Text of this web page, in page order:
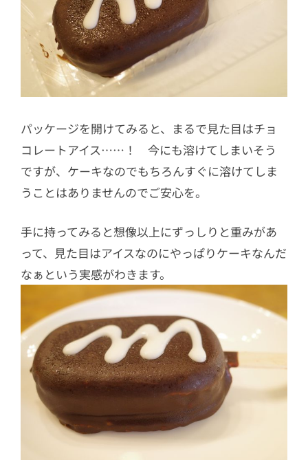
パッケージを開けてみると、まるで見た目はチョ
コレートアイス……！ 今にも溶けてしまいそう
ですが、ケーキなのでもちろんすぐに溶けてしま
うことはありませんのでご安心を。
手に持ってみると想像以上にずっしりと重みがあ
って、見た目はアイスなのにやっぱりケーキなんだ
なぁという実感がわきます。